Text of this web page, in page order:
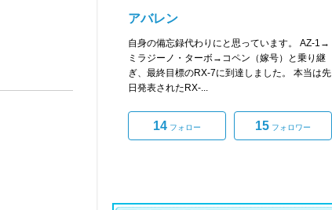
アバレン
自身の備忘録代わりにと思っています。 AZ-1→
ミラジーノ・ターボ→コペン（嫁号）と乗り継
ぎ、最終目標のRX-7に到達しました。 本当は先
日発表されたRX-...
14 フォロー 15 フォロワー